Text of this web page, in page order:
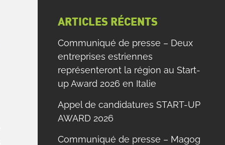
ARTICLES RÉCENTS
Communiqué de presse – Deux
entreprises estriennes
représenteront la région au Start-
up Award 2026 en Italie
Appel de candidatures START-UP
AWARD 2026
Communiqué de presse – Magog